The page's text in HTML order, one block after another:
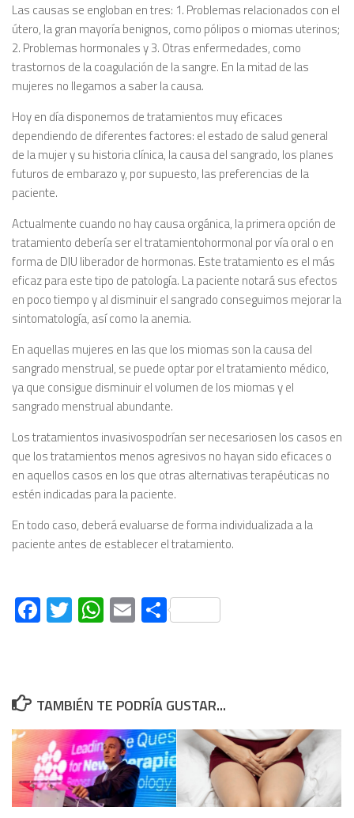
Las causas se engloban en tres: 1. Problemas relacionados con el
útero, la gran mayoría benignos, como pólipos o miomas uterinos;
2. Problemas hormonales y 3. Otras enfermedades, como
trastornos de la coagulación de la sangre. En la mitad de las
mujeres no llegamos a saber la causa.
Hoy en día disponemos de tratamientos muy eficaces
dependiendo de diferentes factores: el estado de salud general
de la mujer y su historia clínica, la causa del sangrado, los planes
futuros de embarazo y, por supuesto, las preferencias de la
paciente.
Actualmente cuando no hay causa orgánica, la primera opción de
tratamiento debería ser el tratamientohormonal por vía oral o en
forma de DIU liberador de hormonas. Este tratamiento es el más
eficaz para este tipo de patología. La paciente notará sus efectos
en poco tiempo y al disminuir el sangrado conseguimos mejorar la
sintomatología, así como la anemia.
En aquellas mujeres en las que los miomas son la causa del
sangrado menstrual, se puede optar por el tratamiento médico,
ya que consigue disminuir el volumen de los miomas y el
sangrado menstrual abundante.
Los tratamientos invasivospodrían ser necesariosen los casos en
que los tratamientos menos agresivos no hayan sido eficaces o
en aquellos casos en los que otras alternativas terapéuticas no
estén indicadas para la paciente.
En todo caso, deberá evaluarse de forma individualizada a la
paciente antes de establecer el tratamiento.
Facebook
Twitter
WhatsApp
EmailCompartir
TAMBIÉN TE PODRÍA GUSTAR...